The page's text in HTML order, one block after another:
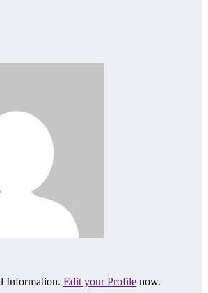
Information. Edit your Profile now.